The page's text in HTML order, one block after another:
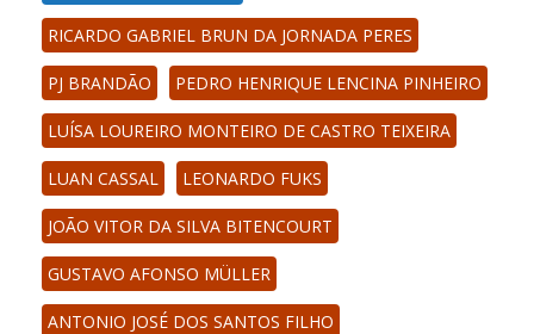
RICARDO GABRIEL BRUN DA JORNADA PERES
PJ BRANDÃO PEDRO HENRIQUE LENCINA PINHEIRO
LUÍSA LOUREIRO MONTEIRO DE CASTRO TEIXEIRA
LUAN CASSAL LEONARDO FUKS
JOÃO VITOR DA SILVA BITENCOURT
GUSTAVO AFONSO MÜLLER
ANTONIO JOSÉ DOS SANTOS FILHO